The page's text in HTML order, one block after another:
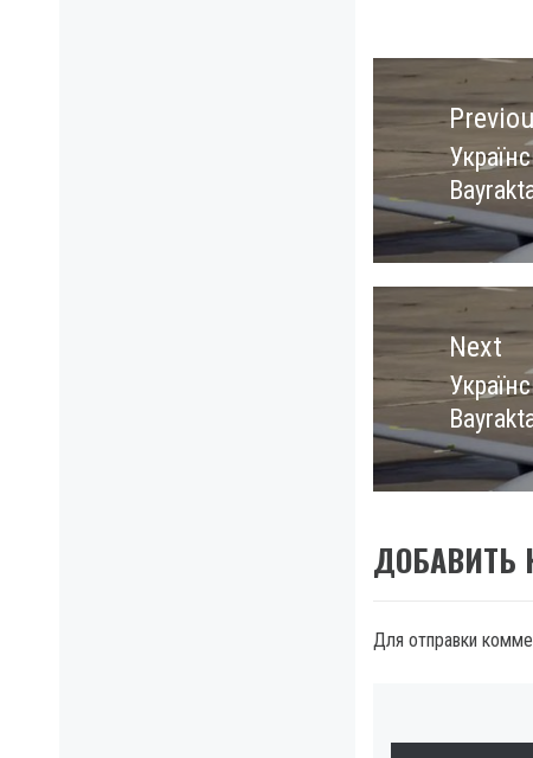
Навигация
по
записям
post:
Next
Next
post:
ДОБАВИТЬ
Для отправки